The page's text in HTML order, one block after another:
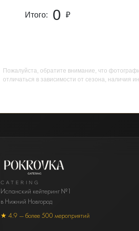
Итого: 0 ₽
Пожалуйста, обратите внимание, что
отличаться в зависимости от сезона, наличия
CATERING
Испанский кейтеринг №1
в Нижний Новгород
★ 4.9 — более 500 мероприятий